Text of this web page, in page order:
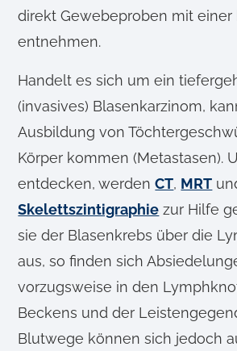
direkt Gewebeproben mit einer
entnehmen.
Handelt es sich um ein
(invasives) Blasenkarzinom,
Ausbildung von
Körper kommen (Metastasen).
entdecken, werdenCT, MRT
Skelettszintigraphie zur Hilfe
sie der Blasenkrebs über die
aus, so finden sich
vorzugsweise in den
Beckens und der
Blutwege können sich jedoch